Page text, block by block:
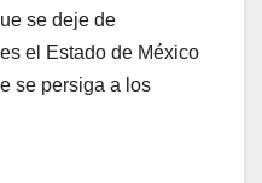
se deje de
el Estado de México
se persiga a los